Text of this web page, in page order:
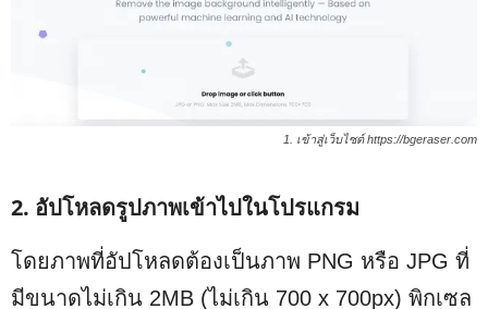
1. เข้าสู่เว็บไซต์ https://bgeraser.com
2. อัปโหลดรูปภาพเข้าไปในโปรแกรม
โดยภาพที่อัปโหลดต้องเป็นภาพ PNG หรือ JPG ที่
มีขนาดไม่เกิน 2MB (ไม่เกิน 700 x 700px) พิกเซล